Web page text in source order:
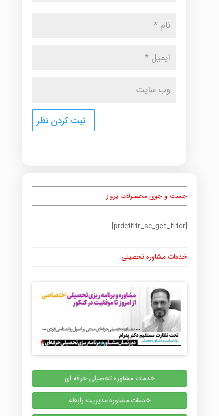
جست و جوی محصولات پرواز
[prdctfltr_sc_get_filter]
خدمات مشاوره تحصیلی
خدمات مشاوره تحصیلی حرفه ای
خدمات مشاوره مدیریت رابطه